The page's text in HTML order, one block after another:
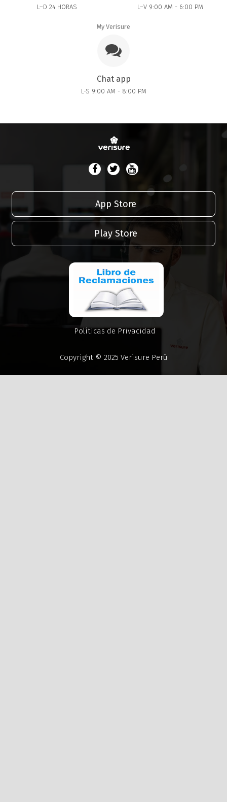
L–D 24 HORAS L–V 9:00 AM - 6:00 PM
My Verisure
Chat app
L-S 9:00 AM - 8:00 PM
App Store
Play Store
Políticas de Privacidad
Copyright © 2025 Verisure Perú